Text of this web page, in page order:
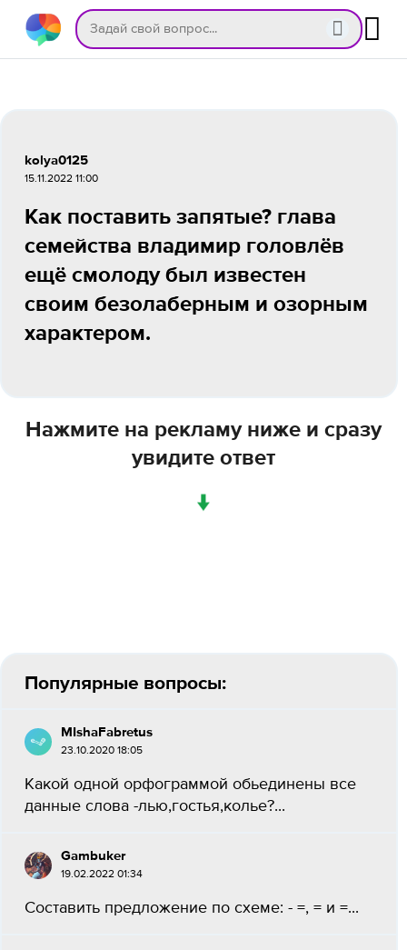
kolya0125
15.11.2022 11:00
Как поставить запятые? глава
семейства владимир головлёв
ещё смолоду был известен
своим безолаберным и озорным
характером.
Нажмите на рекламу ниже и сразу
увидите ответ
↓
Популярные вопросы:
MIshaFabretus
23.10.2020 18:05
Какой одной орфограммой обьединены все
данные слова -лью,гостья,колье?...
Gambuker
19.02.2022 01:34
Составить предложение по схеме: - =, = и =...